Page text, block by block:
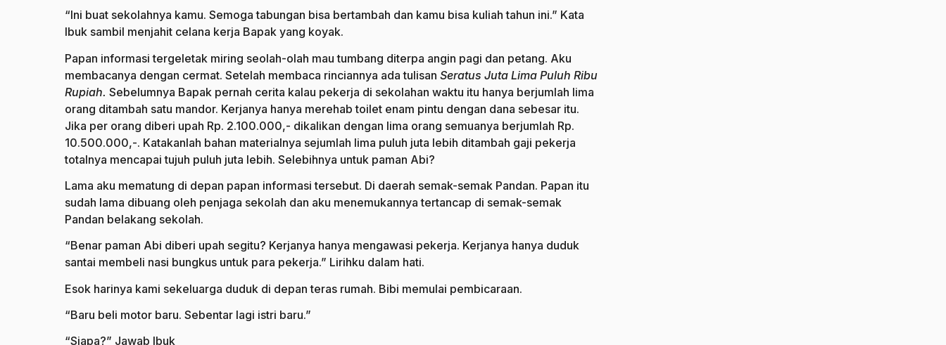
“Ini buat sekolahnya kamu. Semoga tabungan bisa bertambah dan kamu bisa kuliah tahun ini.” Kata
Ibuk sambil menjahit celana kerja Bapak yang koyak.
Papan informasi tergeletak miring seolah-olah mau tumbang diterpa angin pagi dan petang. Aku
membacanya dengan cermat. Setelah membaca rinciannya ada tulisan Seratus Juta Lima Puluh Ribu
Rupiah. Sebelumnya Bapak pernah cerita kalau pekerja di sekolahan waktu itu hanya berjumlah lima
orang ditambah satu mandor. Kerjanya hanya merehab toilet enam pintu dengan dana sebesar itu.
Jika per orang diberi upah Rp. 2.100.000,- dikalikan dengan lima orang semuanya berjumlah Rp.
10.500.000,-. Katakanlah bahan materialnya sejumlah lima puluh juta lebih ditambah gaji pekerja
totalnya mencapai tujuh puluh juta lebih. Selebihnya untuk paman Abi?
Lama aku mematung di depan papan informasi tersebut. Di daerah semak-semak Pandan. Papan itu
sudah lama dibuang oleh penjaga sekolah dan aku menemukannya tertancap di semak-semak
Pandan belakang sekolah.
“Benar paman Abi diberi upah segitu? Kerjanya hanya mengawasi pekerja. Kerjanya hanya duduk
santai membeli nasi bungkus untuk para pekerja.” Lirihku dalam hati.
Esok harinya kami sekeluarga duduk di depan teras rumah. Bibi memulai pembicaraan.
“Baru beli motor baru. Sebentar lagi istri baru.”
“Siapa?” Jawab Ibuk